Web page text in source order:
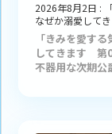
2026年8月2日 :
なぜか溺愛して
「きみを愛す
してきます 第
不器用な次期公